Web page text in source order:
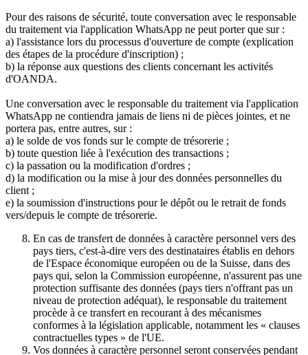
Pour des raisons de sécurité, toute conversation avec le responsable
du traitement via l'application WhatsApp ne peut porter que sur :
a) l'assistance lors du processus d'ouverture de compte (explication
des étapes de la procédure d'inscription) ;
b) la réponse aux questions des clients concernant les activités
d'OANDA.
Une conversation avec le responsable du traitement via l'application
WhatsApp ne contiendra jamais de liens ni de pièces jointes, et ne
portera pas, entre autres, sur :
a) le solde de vos fonds sur le compte de trésorerie ;
b) toute question liée à l'exécution des transactions ;
c) la passation ou la modification d'ordres ;
d) la modification ou la mise à jour des données personnelles du
client ;
e) la soumission d'instructions pour le dépôt ou le retrait de fonds
vers/depuis le compte de trésorerie.
En cas de transfert de données à caractère personnel vers des
pays tiers, c'est-à-dire vers des destinataires établis en dehors
de l'Espace économique européen ou de la Suisse, dans des
pays qui, selon la Commission européenne, n'assurent pas une
protection suffisante des données (pays tiers n'offrant pas un
niveau de protection adéquat), le responsable du traitement
procède à ce transfert en recourant à des mécanismes
conformes à la législation applicable, notamment les « clauses
contractuelles types » de l'UE.
Vos données à caractère personnel seront conservées pendant